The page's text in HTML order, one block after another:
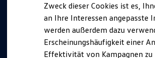
Laden
Laden unterwegs
Laden Zuhause
Ladezeitensimulator
Batterie
Zweck dieser Cookies ist es,
an Ihre Interessen angepasste
werden außerdem dazu
Erscheinungshäufigkeit einer
Effektivität von Kampagnen zu